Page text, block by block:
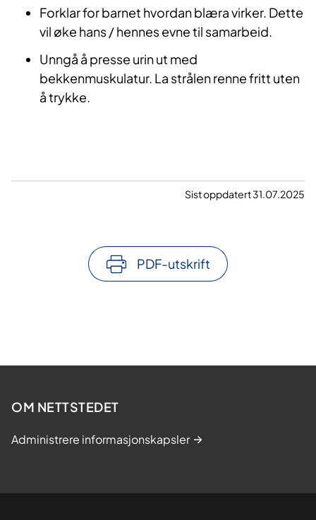
Forklar for barnet hvordan blæra virker. Dette
vil øke hans / hennes evne til samarbeid.
Unngå å presse urin ut med
bekkenmuskulatur. La strålen renne fritt uten
å trykke.
Sist oppdatert 31.07.2025
PDF-utskrift
OM NETTSTEDET
Administrere informasjonskapsler